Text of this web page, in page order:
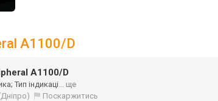
A1100/D
A1100/D
Тип індикаці... ще
Поскаржитись